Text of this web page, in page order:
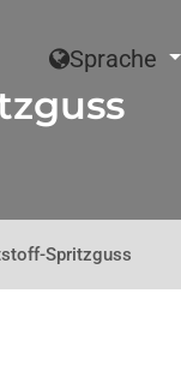
Sprache
Spritzguss